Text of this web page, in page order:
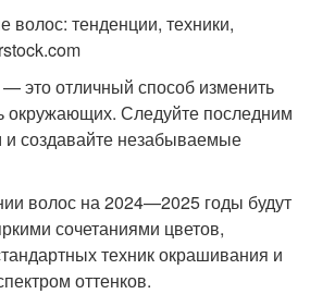
тенденции, техники,
это отличный способ изменить
окружающих. Следуйте последним
создавайте незабываемые
волос на 2024—2025 годы будут
сочетаниями цветов,
техник окрашивания и
оттенков.